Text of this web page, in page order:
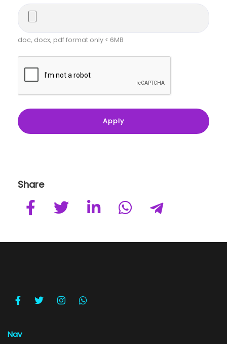
doc, docx, pdf format only < 6MB
Share
Nav